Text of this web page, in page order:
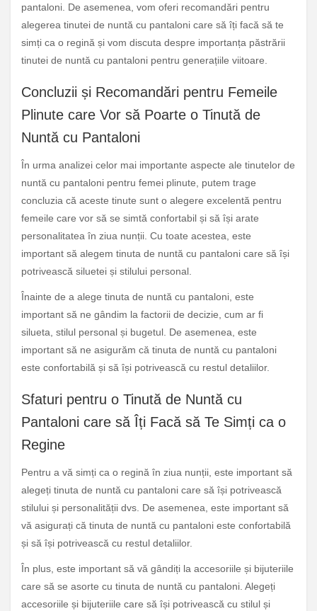
pantaloni. De asemenea, vom oferi recomandări pentru
alegerea tinutei de nuntă cu pantaloni care să îți facă să te
simți ca o regină și vom discuta despre importanța păstrării
tinutei de nuntă cu pantaloni pentru generațiile viitoare.
Concluzii și Recomandări pentru Femeile
Plinute care Vor să Poarte o Tinută de
Nuntă cu Pantaloni
În urma analizei celor mai importante aspecte ale tinutelor de
nuntă cu pantaloni pentru femei plinute, putem trage
concluzia că aceste tinute sunt o alegere excelentă pentru
femeile care vor să se simtă confortabil și să își arate
personalitatea în ziua nunții. Cu toate acestea, este
important să alegem tinuta de nuntă cu pantaloni care să își
potrivească siluetei și stilului personal.
Înainte de a alege tinuta de nuntă cu pantaloni, este
important să ne gândim la factorii de decizie, cum ar fi
silueta, stilul personal și bugetul. De asemenea, este
important să ne asigurăm că tinuta de nuntă cu pantaloni
este confortabilă și să își potrivească cu restul detaliilor.
Sfaturi pentru o Tinută de Nuntă cu
Pantaloni care să Îți Facă să Te Simți ca o
Regine
Pentru a vă simți ca o regină în ziua nunții, este important să
alegeți tinuta de nuntă cu pantaloni care să își potrivească
stilului și personalității dvs. De asemenea, este important să
vă asigurați că tinuta de nuntă cu pantaloni este confortabilă
și să își potrivească cu restul detaliilor.
În plus, este important să vă gândiți la accesoriile și bijuteriile
care să se asorte cu tinuta de nuntă cu pantaloni. Alegeți
accesoriile și bijuteriile care să își potrivească cu stilul și